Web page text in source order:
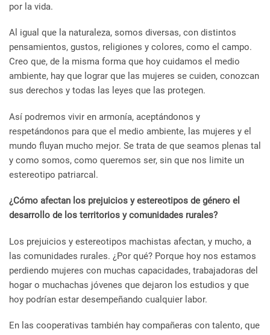
por la vida.
Al igual que la naturaleza, somos diversas, con distintos
pensamientos, gustos, religiones y colores, como el campo.
Creo que, de la misma forma que hoy cuidamos el medio
ambiente, hay que lograr que las mujeres se cuiden, conozcan
sus derechos y todas las leyes que las protegen.
Así podremos vivir en armonía, aceptándonos y
respetándonos para que el medio ambiente, las mujeres y el
mundo fluyan mucho mejor. Se trata de que seamos plenas tal
y como somos, como queremos ser, sin que nos limite un
estereotipo patriarcal.
¿Cómo afectan los prejuicios y estereotipos de género el
desarrollo de los territorios y comunidades rurales?
Los prejuicios y estereotipos machistas afectan, y mucho, a
las comunidades rurales. ¿Por qué? Porque hoy nos estamos
perdiendo mujeres con muchas capacidades, trabajadoras del
hogar o muchachas jóvenes que dejaron los estudios y que
hoy podrían estar desempeñando cualquier labor.
En las cooperativas también hay compañeras con talento, que